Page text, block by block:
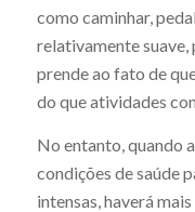
como caminhar,
relativamente suave,
prende ao fato de
do que atividades
No entanto, quando
condições de saúde
intensas, haverá